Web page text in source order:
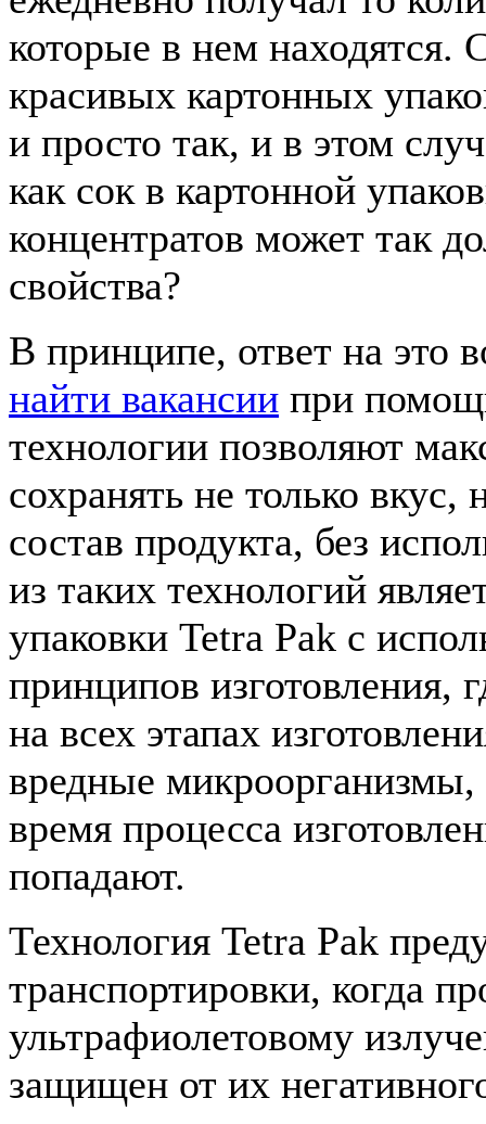
которые в нем находятся.
красивых картонных
и просто так, и в этом
как сок в картонной
концентратов может так
свойства?
В принципе, ответ на это
найти вакансии при
технологии позволяют
сохранять не только
состав продукта, без
из таких технологий
упаковки Tetra Pak с
принципов изготовления,
на всех этапах
вредные микроорганизмы,
время процесса
попадают.
Технология Tetra Pak
транспортировки, когда
ультрафиолетовому
защищен от их